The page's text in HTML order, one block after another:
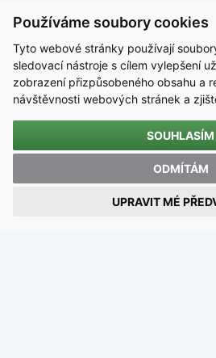
Používáme soubory cookies
Tyto webové stránky používají
sledovací nástroje s cílem vylepšení
zobrazení přizpůsobeného obsahu a
návštěvnosti webových stránek a
SOUHLASÍM
ODMÍTÁM
UPRAVIT MÉ
KONTAKT
Dělnická 21, Velebudice, 434 01 Most